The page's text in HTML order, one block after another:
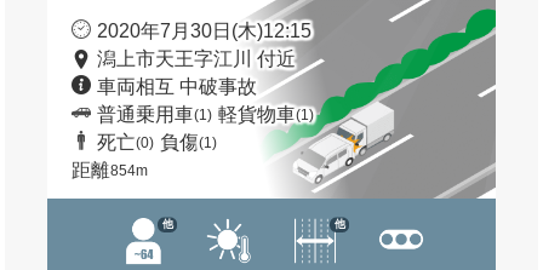
2020年7月30日(木)12:15
潟上市天王字江川 付近
車両相互 中破事故
普通乗用車(1) 軽貨物車(1)
死亡(0) 負傷(1)
距離854m
他 他